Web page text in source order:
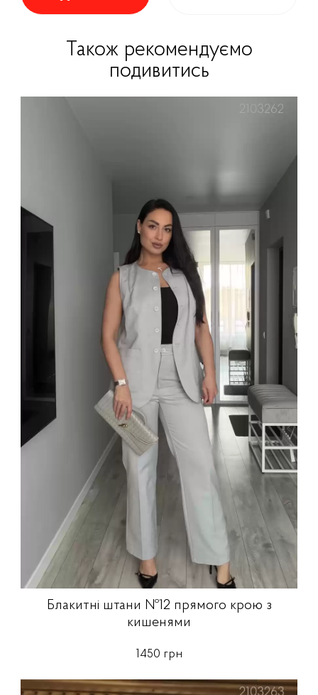
Також рекомендуємо
подивитись
Блакитні штани №12 прямого крою з
кишенями
1450 грн